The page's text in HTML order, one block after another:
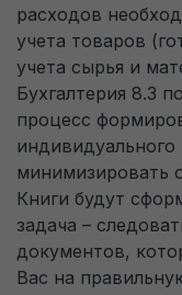
расходов
учета товаров
учета сырья и
Бухгалтерия 8.3
процесс
минимизировать
Книги будут
задача –
документов,
Вас на